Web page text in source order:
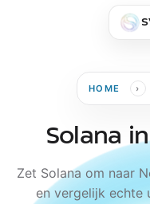
HOME ›
Solana
Zet Solana om naar
en vergelijk echte